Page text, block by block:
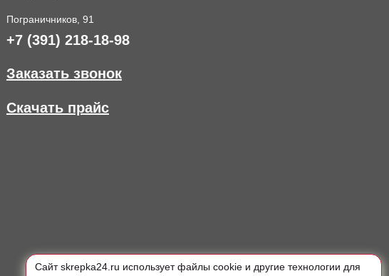
Пограничников, 91
+7 (391) 218-18-98
Заказать звонок
Скачать прайс
Cайт skrepka24.ru использует файлы cookie и другие технологии для